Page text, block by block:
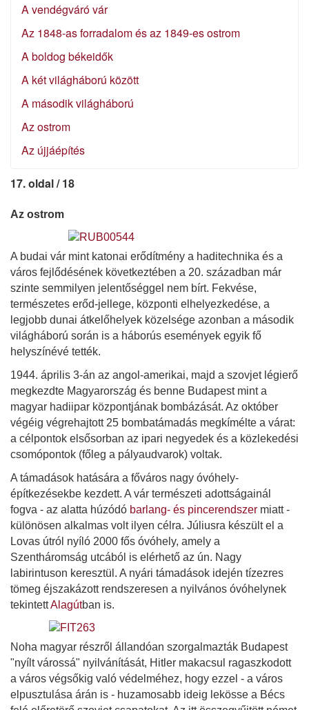
A vendégváró vár
Az 1848-as forradalom és az 1849-es ostrom
A boldog békeidők
A két világháború között
A második világháború
Az ostrom
Az újjáépítés
17. oldal / 18
Az ostrom
A budai vár mint katonai erődítmény a haditechnika és a
város fejlődésének következtében a 20. században már
szinte semmilyen jelentőséggel nem bírt. Fekvése,
természetes erőd-jellege, központi elhelyezkedése, a
legjobb dunai átkelőhelyek közelsége azonban a második
világháború során is a háborús események egyik fő
helyszínévé tették.
1944. április 3-án az angol-amerikai, majd a szovjet légierő
megkezdte Magyarország és benne Budapest mint a
magyar hadiipar központjának bombázását. Az október
végéig végrehajtott 25 bombatámadás megkímélte a várat:
a célpontok elsősorban az ipari negyedek és a közlekedési
csomópontok (főleg a pályaudvarok) voltak.
A támadások hatására a főváros nagy óvóhely-
építkezésekbe kezdett. A vár természeti adottságainál
fogva - az alatta húzódó barlang- és pincerendszer miatt -
különösen alkalmas volt ilyen célra. Júliusra készült el a
Lovas útról nyíló 2000 fős óvóhely, amely a
Szentháromság utcából is elérhető az ún. Nagy
labirintuson keresztül. A nyári támadások idején tízezres
tömeg éjszakázott rendszeresen a nyilvános óvóhelynek
tekintettAlagútban is.
Noha magyar részről állandóan szorgalmazták Budapest
"nyílt várossá" nyilvánítását, Hitler makacsul ragaszkodott
a város végsőkig való védelméhez, hogy ezzel - a város
elpusztulása árán is - huzamosabb ideig lekösse a Bécs